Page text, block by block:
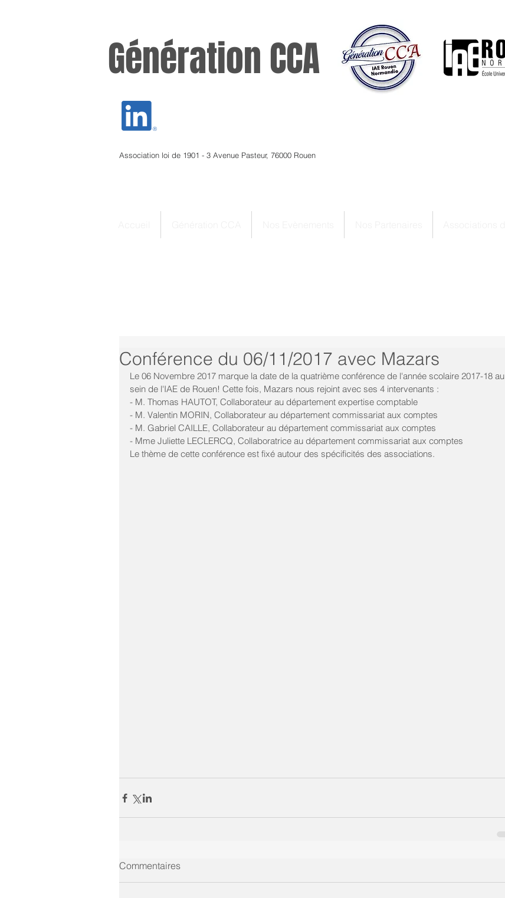
Génération CCA
Association loi de 1901 - 3 Avenue Pasteur, 76000 Rouen
Conférence du 06/11/2017 avec Mazars
Le 06 Novembre 2017 marque la date de la quatrième conférence de l'année scolaire 2017-18 au
sein de l'IAE de Rouen! Cette fois, Mazars nous rejoint avec ses 4 intervenants :
- M. Thomas HAUTOT, Collaborateur au département expertise comptable
- M. Valentin MORIN, Collaborateur au département commissariat aux comptes
- M. Gabriel CAILLE, Collaborateur au département commissariat aux comptes
- Mme Juliette LECLERCQ, Collaboratrice au département commissariat aux comptes
Le thème de cette conférence est fixé autour des spécificités des associations.
Commentaires